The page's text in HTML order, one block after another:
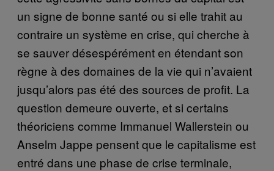
un signe de bonne santé ou si elle trahit au
contraire un système en crise, qui cherche à
se sauver désespérément en étendant son
règne à des domaines de la vie qui n’avaient
jusqu’alors pas été des sources de profit. La
question demeure ouverte, et si certains
théoriciens comme Immanuel Wallerstein ou
Anselm Jappe pensent que le capitalisme est
entré dans une phase de crise terminale,